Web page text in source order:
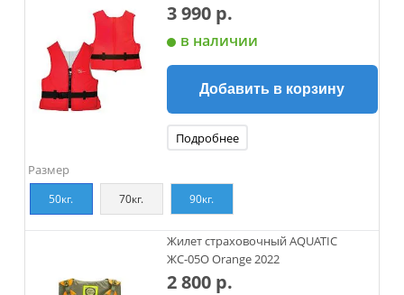
3 990 р.
в наличии
Добавить в корзину
Подробнее
Размер
50кг. 70кг. 90кг.
Жилет страховочный AQUATIC
ЖС-05О Orange 2022
2 800 р.